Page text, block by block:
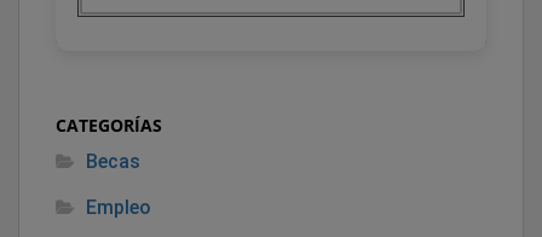
CATEGORÍAS
Becas
Empleo